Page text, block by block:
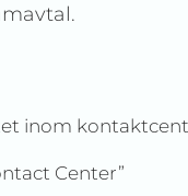
inom
Center”